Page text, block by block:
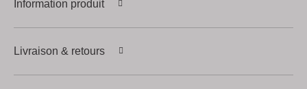
Information produit
Livraison & retours